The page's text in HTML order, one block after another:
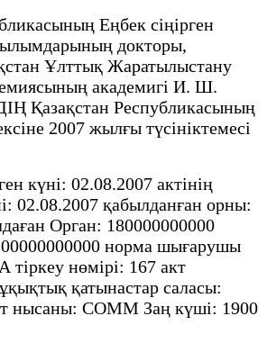
Еңбек сіңірген
докторы,
Ұлттық Жаратылыстану
академигі И. Ш.
Қазақстан Республикасының
2007 жылғы түсініктемесі
күні: 02.08.2007 актінің
02.08.2007 қабылданған орны:
Орган: 180000000000
норма шығарушы
тіркеу нөмірі: 167 акт
қатынастар саласы:
нысаны: COMM Заң күші: 1900